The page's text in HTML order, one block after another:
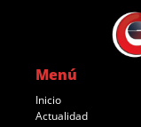
Menú
Inicio
Actualidad